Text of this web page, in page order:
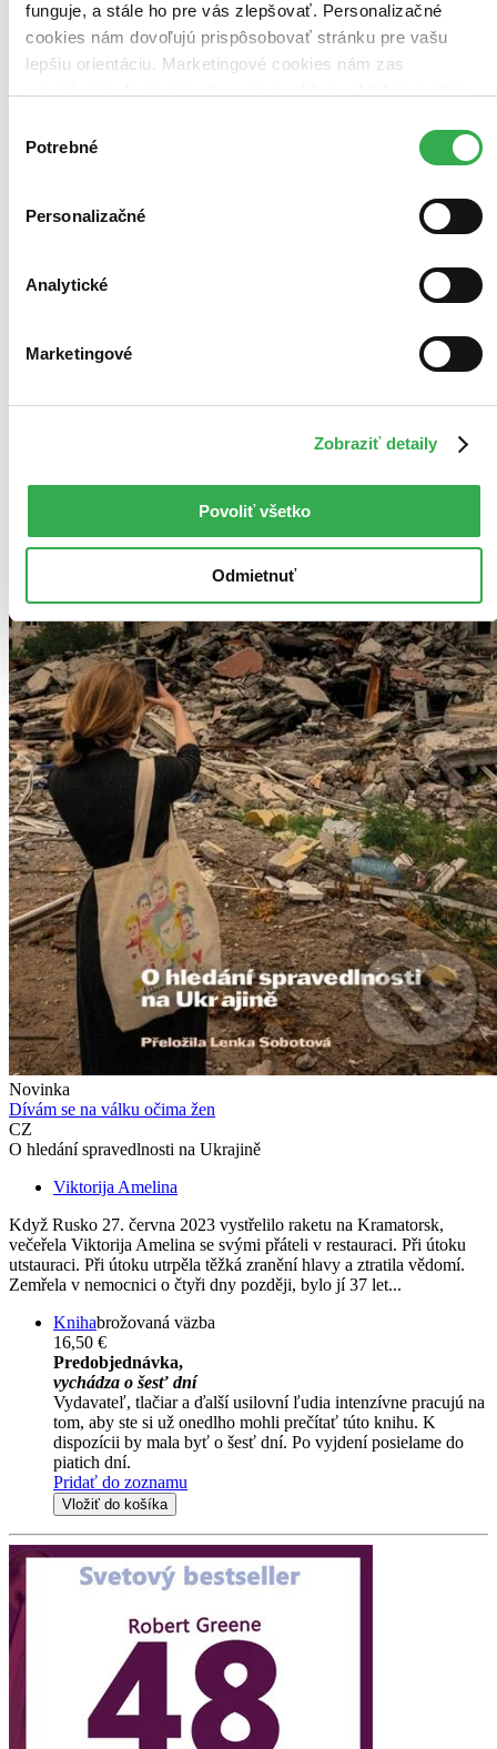
funguje, a stále ho pre vás zlepšovať. Personalizačné
cookies nám dovoľujú prispôsobovať stránku pre vašu
lepšiu orientáciu. Marketingové cookies nám zas
keby sme mohli používať všetky tieto cookies. Ďakujeme!
súhlasu
Potrebné
Personalizačné
Analytické
Marketingové
Zobraziť detaily
Povoliť všetko
Odmietnuť
Bestsellery
Novinky
486 produktov
Zrušiť filtre
Na tému Ukrajina
Novinka
Dívám se na válku očima žen
CZ
O hledání spravedlnosti na Ukrajině
Viktorija Amelina
Když Rusko 27. června 2023 vystřelilo raketu na Kramatorsk,
večeřela Viktorija Amelina se svými přáteli v restauraci. Při útoku
utstauraci. Při útoku utrpěla těžká zranění hlavy a ztratila vědomí.
Zemřela v nemocnici o čtyři dny později, bylo jí 37 let...
Knihabrožovaná väzba
16,50 €
Predobjednávka,
vychádza o šesť dní
Vydavateľ, tlačiar a ďalší usilovní ľudia intenzívne pracujú na
tom, aby ste si už onedlho mohli prečítať túto knihu. K
dispozícii by mala byť o šesť dní. Po vyjdení posielame do
piatich dní.
Pridať do zoznamu
Vložiť do košíka